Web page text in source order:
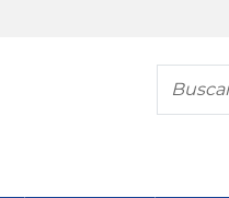
Busca